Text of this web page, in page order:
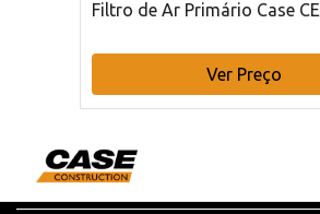
Filtro de Ar Primário Case CE
Ver Preço